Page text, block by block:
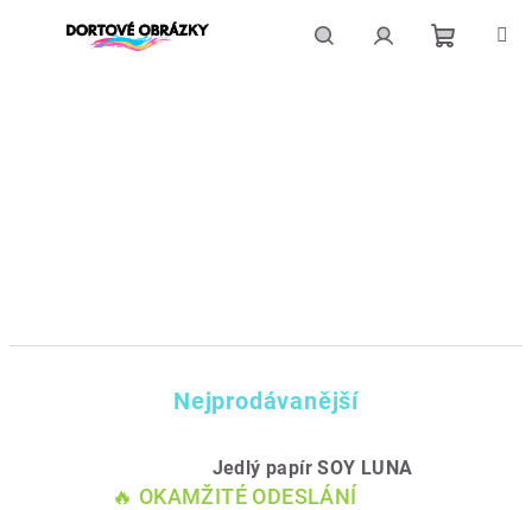
Nejprodávanější
Jedlý papír SOY LUNA
🔥 OKAMŽITÉ ODESLÁNÍ